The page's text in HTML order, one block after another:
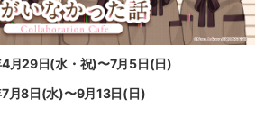
月29日(水・祝)〜7月5日(日)
月8日(水)〜9月13日(日)